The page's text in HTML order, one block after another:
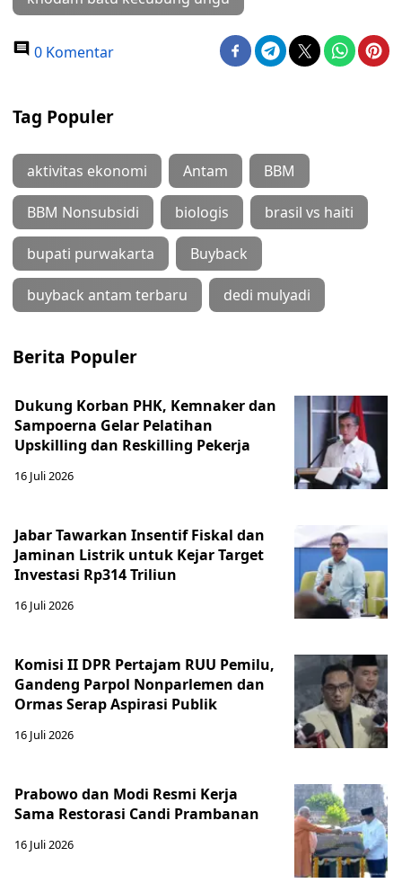
0 Komentar
Tag Populer
aktivitas ekonomi Antam BBM
BBM Nonsubsidi biologis brasil vs haiti
bupati purwakarta Buyback
buyback antam terbaru dedi mulyadi
Berita Populer
Dukung Korban PHK, Kemnaker dan
Sampoerna Gelar Pelatihan
Upskilling dan Reskilling Pekerja
16 Juli 2026
Jabar Tawarkan Insentif Fiskal dan
Jaminan Listrik untuk Kejar Target
Investasi Rp314 Triliun
16 Juli 2026
Komisi II DPR Pertajam RUU Pemilu,
Gandeng Parpol Nonparlemen dan
Ormas Serap Aspirasi Publik
16 Juli 2026
Prabowo dan Modi Resmi Kerja
Sama Restorasi Candi Prambanan
16 Juli 2026